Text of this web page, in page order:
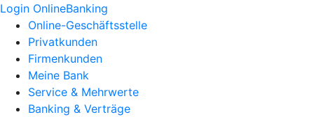
Login OnlineBanking
Online-Geschäftsstelle
Privatkunden
Firmenkunden
Meine Bank
Service & Mehrwerte
Banking & Verträge